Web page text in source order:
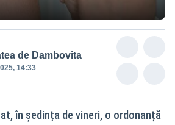
de Dambovita
14:33
în ședința de vineri, o ordonanță